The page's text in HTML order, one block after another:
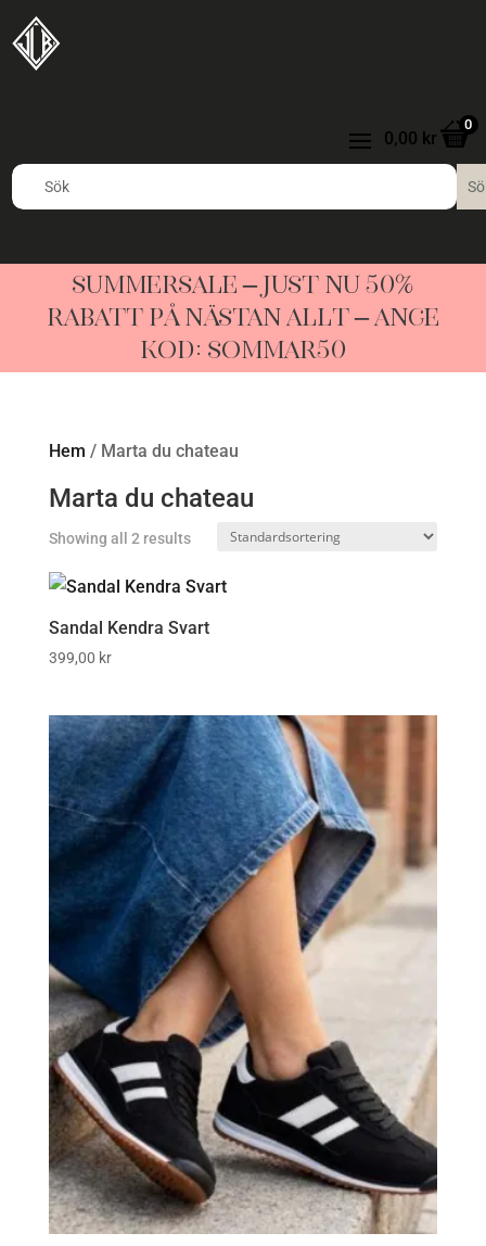
0,00 kr
0
SUMMERSALE – JUST NU 50%
RABATT PÅ NÄSTAN ALLT – ANGE
KOD: SOMMAR50
Hem / Marta du chateau
Marta du chateau
Showing all 2 results
Sandal Kendra Svart
399,00 kr